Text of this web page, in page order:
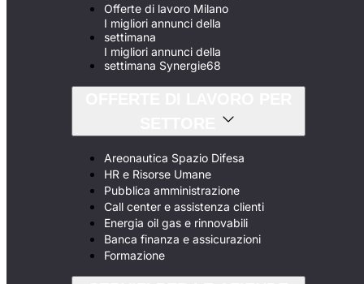
Offerte di lavoro Milano
I migliori annunci della
settimana
I migliori annunci della
settimana Synergie68
Areonautica Spazio Difesa
HR e Risorse Umane
Pubblica amministrazione
Call center e assistenza clienti
Energia oil gas e rinnovabili
Banca finanza e assicurazioni
Formazione